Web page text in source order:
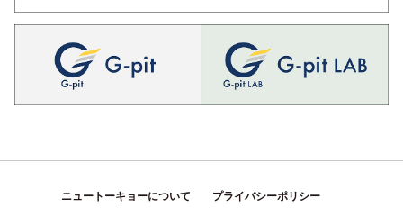
ニュートーキョーについて プライバシーポリシー